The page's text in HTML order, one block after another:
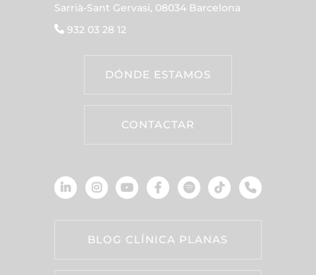
Sarrià-Sant Gervasi, 08034 Barcelona
932 03 28 12
DÓNDE ESTAMOS
CONTACTAR
BLOG CLÍNICA PLANAS